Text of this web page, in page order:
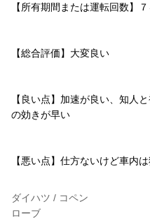
【所有期間または運転回数】７
【総合評価】大変良い
【良い点】加速が良い、知人
の効きが早い
【悪い点】仕方ないけど車内
ダイハツ / コペン
ローブ